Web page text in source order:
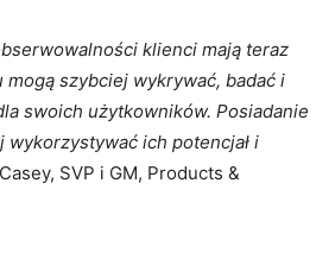
klienci mają teraz
szybciej wykrywać, badać i
swoich użytkowników. Posiadanie
ich potencjał i
SVP i GM, Products &